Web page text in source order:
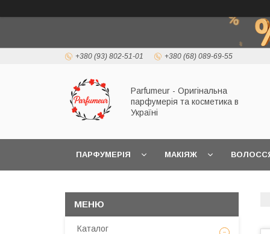
+380 (93) 802-51-01 +380 (68) 089-69-55
Parfumeur - Оригінальна
парфумерія та косметика в
Україні
ПАРФУМЕРІЯ МАКІЯЖ
Каталог